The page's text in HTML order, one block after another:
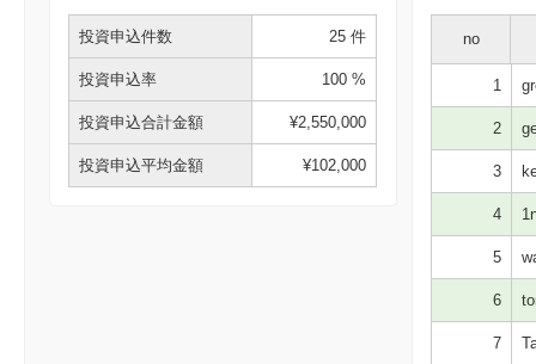
no
1
2
3
4
5
6
7
投資申込件数 25 件
投資申込率 100 %
投資申込合計金額 ¥2,550,000
投資申込平均金額 ¥102,000